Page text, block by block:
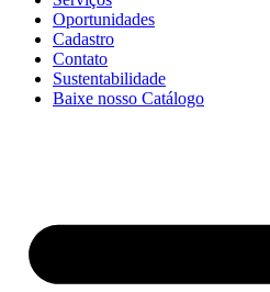
Oportunidades
Cadastro
Contato
Sustentabilidade
Baixe nosso Catálogo